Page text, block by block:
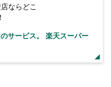
ならどこ
サービス。 楽天スーパー